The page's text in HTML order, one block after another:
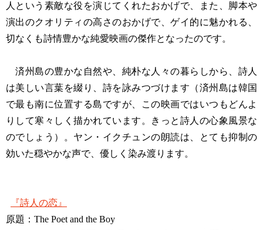
人という素敵な役を演じてくれたおかげで、また、脚本や
演出のクオリティの高さのおかげで、ゲイ的に魅かれる、
切なくも詩情豊かな純愛映画の傑作となったのです。
済州島の豊かな自然や、純朴な人々の暮らしから、詩人
は美しい言葉を綴り、詩を詠みつづけます（済州島は韓国
で最も南に位置する島ですが、この映画ではいつもどんよ
りして寒々しく描かれています。きっと詩人の心象風景な
のでしょう）。ヤン・イクチュンの朗読は、とても抑制の
効いた穏やかな声で、優しく染み渡ります。
『詩人の恋』
原題：The Poet and the Boy